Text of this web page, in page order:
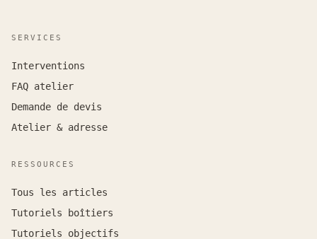
SERVICES
Interventions
FAQ atelier
Demande de devis
Atelier & adresse
RESSOURCES
Tous les articles
Tutoriels boîtiers
Tutoriels objectifs